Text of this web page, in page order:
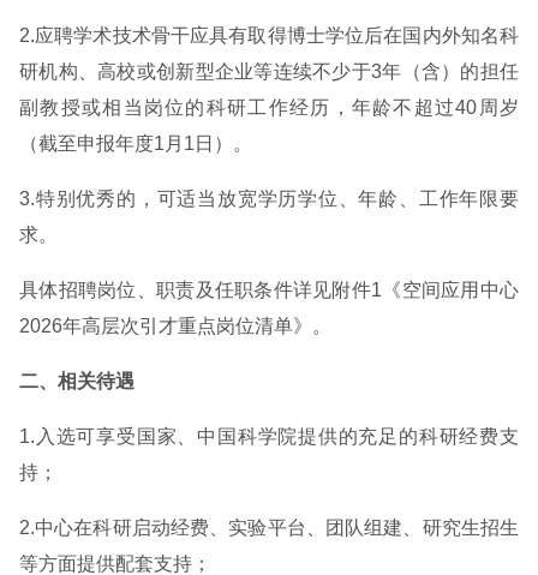
2.应聘学术技术骨干应具有取得博士学位后在国内外知名科
研机构、高校或创新型企业等连续不少于3年（含）的担任
副教授或相当岗位的科研工作经历，年龄不超过40周岁
（截至申报年度1月1日）。
3.特别优秀的，可适当放宽学历学位、年龄、工作年限要
求。
具体招聘岗位、职责及任职条件详见附件1《空间应用中心
2026年高层次引才重点岗位清单》。
二、相关待遇
1.入选可享受国家、中国科学院提供的充足的科研经费支
持；
2.中心在科研启动经费、实验平台、团队组建、研究生招生
等方面提供配套支持；